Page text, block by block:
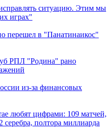
ситуацию. Этим мы
играх"
перешел в "Панатинаикос"
РПЛ "Родина" рано
из-за финансовых
любят цифрами: 109 матчей,
серебра, полтора миллиарда